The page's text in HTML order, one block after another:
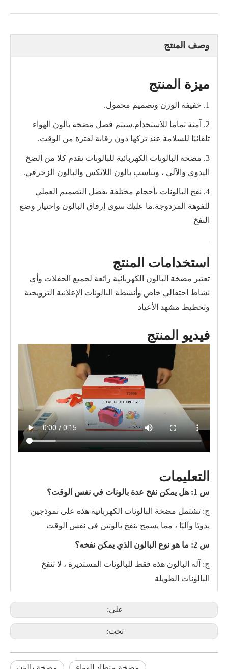
وصف المنتج
ميزة المنتج
1. خفيفة الوزن وتصميم محمول.
2. آمنة تماما للاستخدام.سيتم فصل مضخة بالون الهواء
تلقائيًا للسلامة عند تركها دون رقابة لفترة من الوقت.
3. مضخة البالونات الكهربائية للبالونات تقدم كلا من الضخ
اليدوي والآلي ، وتناسب بالون اللاتكس والبالون الزخرفي.
4. نفخ البالونات بأحجام مختلفة بفضل التصميم العملي
للفوهة المزدوجة.ما عليك سوى إرفاق البالون واختيار وضع
النفخ
استخدامات المنتج
تعتبر مضخة البالون الكهربائية رائعة لجميع الحفلات وأي
نشاط احتفالي خاص وأنشطة البالونات الإعلانية الترويجية
وتخطيط مشهد الأعياد
فيديو المنتج
التعليمات
س 1: هل يمكن نفخ عدة بالونات في نفس الوقت؟
ج: تشتمل مضخة البالونات الكهربائية هذه على نموذجين
يدويًا وآليًا ، مما يسمح بنفخ بالونين في نفس الوقت
س 2: ما هو نوع البالون الذي يمكن نفخه؟
ج: آلة البالون هذه فقط للبالونات المستديرة ، لا تنفخ
البالونات الطويلة
على:
تحت: